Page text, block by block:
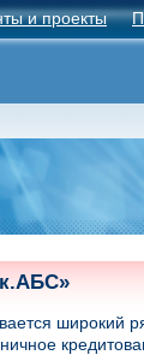
и проекты
широкий